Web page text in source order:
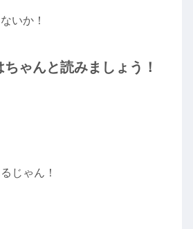
いか！
ゃんと読みましょう！
じゃん！